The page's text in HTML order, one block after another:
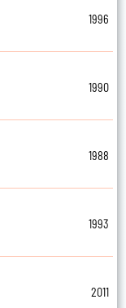
1996
1990
1988
1993
2011